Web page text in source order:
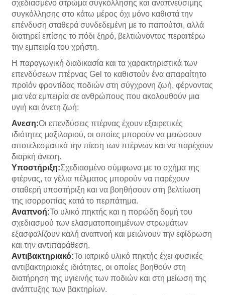
σχεδιασμένο στρώμα συγκόλλησης και αναπνεύσιμης
συγκόλλησης στο κάτω μέρος όχι μόνο καθιστά την
επένδυση σταθερά συνδεδεμένη με το παπούτσι, αλλά
διατηρεί επίσης το πόδι ξηρό, βελτιώνοντας περαιτέρω
την εμπειρία του χρήστη.
Η παραγωγική διαδικασία και τα χαρακτηριστικά των
επενδύσεων πτέρνας Gel το καθιστούν ένα απαραίτητο
προϊόν φροντίδας ποδιών στη σύγχρονη ζωή, φέρνοντας
μια νέα εμπειρία σε ανθρώπους που ακολουθούν μια
υγιή και άνετη ζωή:
Ανεση:Οι επενδύσεις πτέρνας έχουν εξαιρετικές
ιδιότητες μαξιλαριού, οι οποίες μπορούν να μειώσουν
αποτελεσματικά την πίεση των πτέρνων και να παρέχουν
διαρκή άνεση.
Υποστήριξη:Σχεδιασμένο σύμφωνα με το σχήμα της
φτέρνας, τα γέλια πέλματος μπορούν να παρέχουν
σταθερή υποστήριξη και να βοηθήσουν στη βελτίωση
της ισορροπίας κατά το περπάτημα.
Αναπνοή:Το υλικό πηκτής και η πορώδη δομή του
σχεδιασμού των ελασματοποιημένων στρωμάτων
εξασφαλίζουν καλή αναπνοή και μειώνουν την εφίδρωση
και την αντιπαράθεση.
Αντιβακτηριακό:Το ιατρικό υλικό πηκτής έχει φυσικές
αντιβακτηριακές ιδιότητες, οι οποίες βοηθούν στη
διατήρηση της υγιεινής των ποδιών και στη μείωση της
ανάπτυξης των βακτηρίων.